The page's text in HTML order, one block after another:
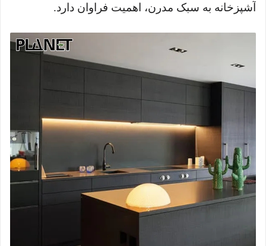
آشپزخانه به سبک مدرن، اهمیت فراوان دارد.